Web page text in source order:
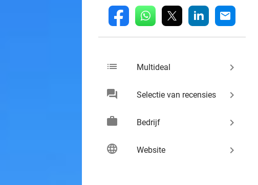
fb whatsapp linkedin mail
list Multideal keyboard_arrow_right
chat Selectie van recensies keyboard_arrow_right
work Bedrijf keyboard_arrow_right
language Website keyboard_arrow_right